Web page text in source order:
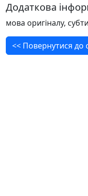
Додаткова
мова оригіналу,
<< Повернутися до